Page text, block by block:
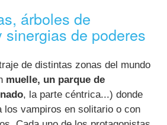
árboles de
sinergias de poderes
de distintas zonas del mundo
muelle, un parque de
, la parte céntrica...) donde
los vampiros en solitario o con